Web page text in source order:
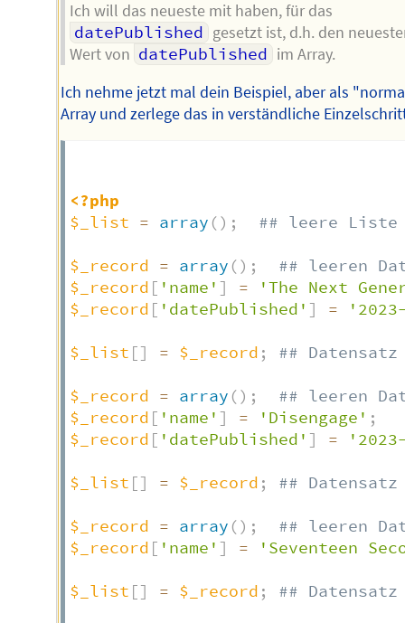
Ich will das neueste mit haben, für das
datePublished gesetzt ist, d.h. den
Wert von datePublished im Array.
Ich nehme jetzt mal dein Beispiel, aber als
Array und zerlege das in verständliche
<?php
$_list = array () ; ## leere Liste
$_record = array () ;
## leeren
$_record [ 'name' ] =
'The Next
$_record [ 'datePublished' ] =
$_list [] = $_record ; ##
$_record = array () ;
## leeren
$_record [ 'name' ] = 'Disengage' ;
$_record [ 'datePublished' ] =
$_list [] = $_record ; ##
$_record = array () ;
## leeren
$_record [ 'name' ] = 'Seventeen
$_list [] = $_record ; ##